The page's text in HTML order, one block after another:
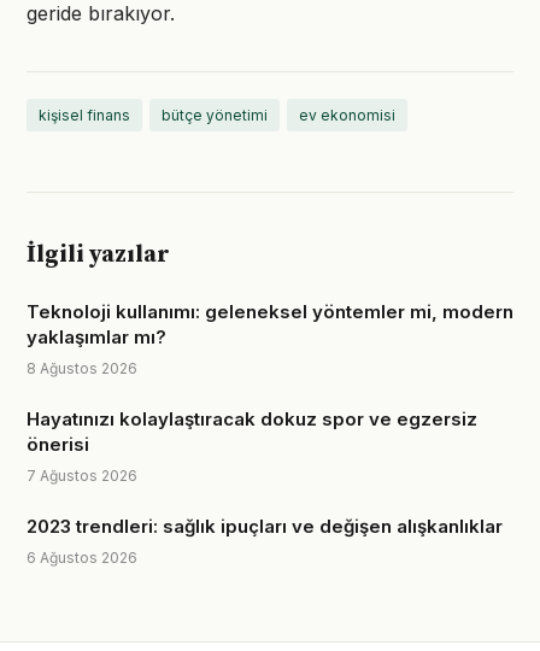
geride bırakıyor.
kişisel finans bütçe yönetimi ev ekonomisi
İlgili yazılar
Teknoloji kullanımı: geleneksel yöntemler mi, modern
yaklaşımlar mı?
8 Ağustos 2026
Hayatınızı kolaylaştıracak dokuz spor ve egzersiz
önerisi
7 Ağustos 2026
2023 trendleri: sağlık ipuçları ve değişen alışkanlıklar
6 Ağustos 2026